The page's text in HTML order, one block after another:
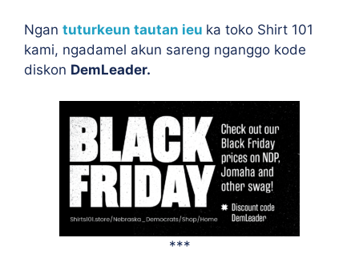
Ngan tuturkeun tautan ieu ka toko Shirt 101
kami, ngadamel akun sareng nganggo kode
diskon DemLeader.
***